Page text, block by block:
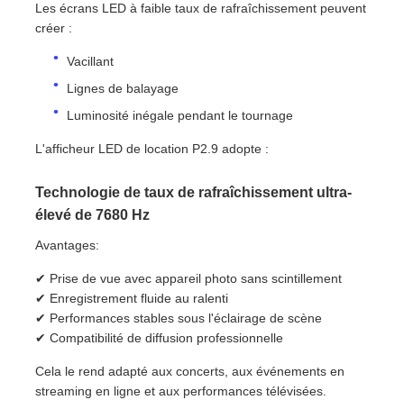
Les écrans LED à faible taux de rafraîchissement peuvent
créer :
Vacillant
Lignes de balayage
Luminosité inégale pendant le tournage
L'afficheur LED de location P2.9 adopte :
Technologie de taux de rafraîchissement ultra-
élevé de 7680 Hz
Avantages:
✔ Prise de vue avec appareil photo sans scintillement
✔ Enregistrement fluide au ralenti
✔ Performances stables sous l'éclairage de scène
✔ Compatibilité de diffusion professionnelle
Cela le rend adapté aux concerts, aux événements en
streaming en ligne et aux performances télévisées.